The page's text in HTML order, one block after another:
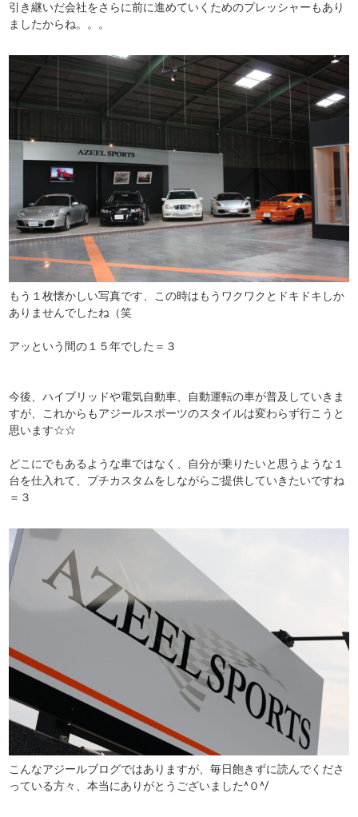
引き継いだ会社をさらに前に進めていくためのプレッシャーもあり
ましたからね。。。
もう１枚懐かしい写真です、この時はもうワクワクとドキドキしか
ありませんでしたね（笑
アッという間の１５年でした＝３
今後、ハイブリッドや電気自動車、自動運転の車が普及していきま
すが、これからもアジールスポーツのスタイルは変わらず行こうと
思います☆☆
どこにでもあるような車ではなく、自分が乗りたいと思うような１
台を仕入れて、プチカスタムをしながらご提供していきたいですね
＝３
こんなアジールブログではありますが、毎日飽きずに読んでくださ
っている方々、本当にありがとうございました^０^/